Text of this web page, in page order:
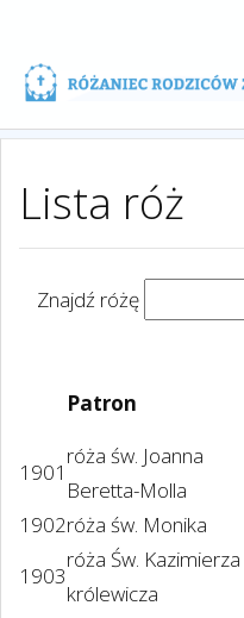
Lista róż
Znajdź różę
Patron
1901
róża św. Joanna
Beretta-Molla
1902róża św. Monika
1903
róża Św. Kazimierza
królewicza